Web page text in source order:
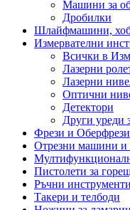
Машини за
Дробилки
Шлайфмашини,
Измервателни
Всички в
Лазерни
Лазерни
Оптични
Детектори
Други уреди
Фрези и Оберфрези
Отрезни машини и
Пистолети за
Ръчни инструменти
Такери и телбоди